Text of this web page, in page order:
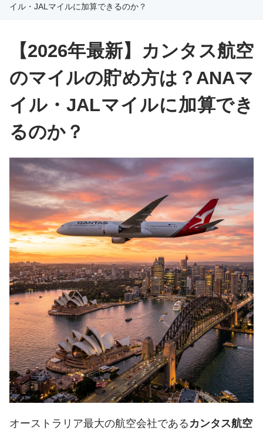
イル・JALマイルに加算できるのか？
【2026年最新】カンタス航空
のマイルの貯め方は？ANAマ
イル・JALマイルに加算でき
るのか？
オーストラリア最大の航空会社である カンタス航空